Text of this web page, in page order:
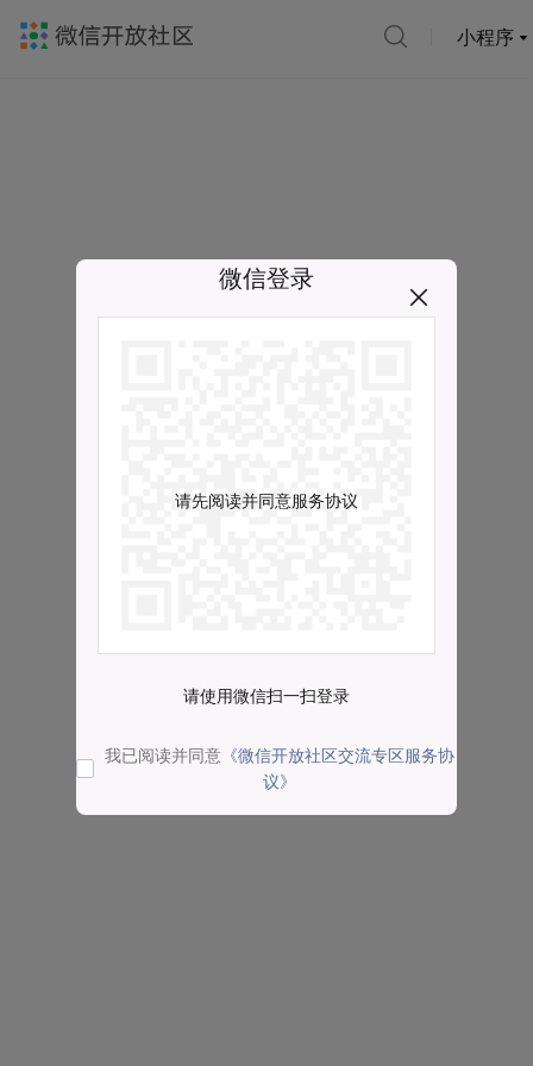
小程序
微信登录
请先阅读并同意服务协议
请使用微信扫一扫登录
我已阅读并同意 《微信开放社区交流专区服务协
议》